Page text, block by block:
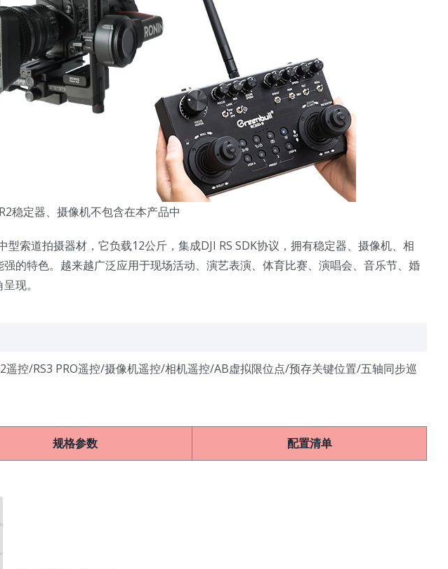
稳定器、摄像机不包含在本产品中
型索道拍摄器材，它负载12公斤，集成DJI RS SDK协议，拥有稳定器、摄像机、相
的特色。越来越广泛应用于现场活动、演艺表演、体育比赛、演唱会、音乐节、婚
现。
控/RS3 PRO遥控/摄像机遥控/相机遥控/AB虚拟限位点/预存关键位置/五轴同步巡
规格参数 配置清单